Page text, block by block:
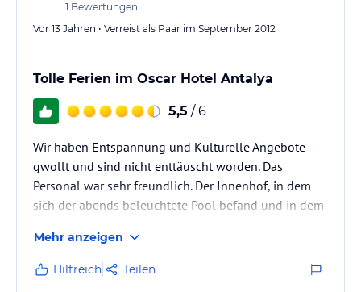
1 Bewertungen
Vor 13 Jahren • Verreist als Paar im September 2012
Tolle Ferien im Oscar Hotel Antalya
5,5 / 6
Wir haben Entspannung und Kulturelle Angebote
gwollt und sind nicht enttäuscht worden. Das
Personal war sehr freundlich. Der Innenhof, in dem
sich der abends beleuchtete Pool befand und in dem
bezaubernd. Das Hotel liegt inmitten der Altstadt,
man ist in 15 Minuten mit der Straßenbahn im
Museum oder am Strand und zu Fuss in 5 Minuten im
Mehr anzeigen
Hilfreich Teilen